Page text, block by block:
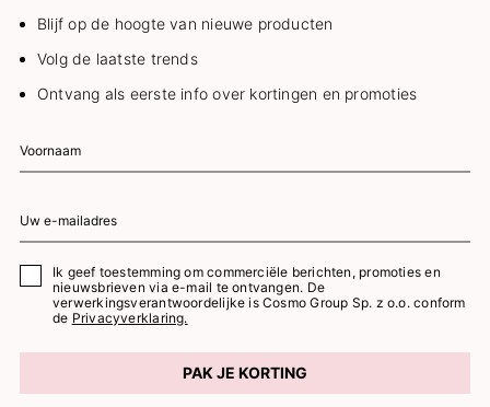
Blijf op de hoogte van nieuwe producten
Volg de laatste trends
Ontvang als eerste info over kortingen en promoties
Ik geef toestemming om commerciële berichten, promoties en
nieuwsbrieven via e-mail te ontvangen. De
verwerkingsverantwoordelijke is Cosmo Group Sp. z o.o. conform
de Privacyverklaring.
PAK JE KORTING